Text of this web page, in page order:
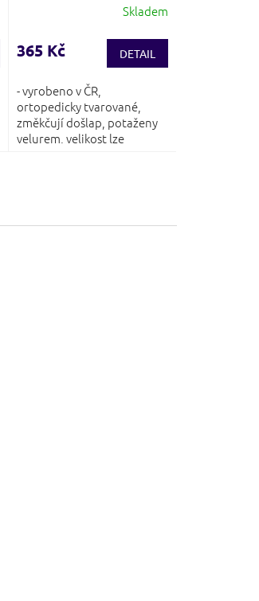
produktu
je
z
5
hvězdiček.
Skladem
365 Kč DETAIL
- vyrobeno v ČR,
ortopedicky tvarované,
změkčují došlap, potaženy
velurem, velikost lze